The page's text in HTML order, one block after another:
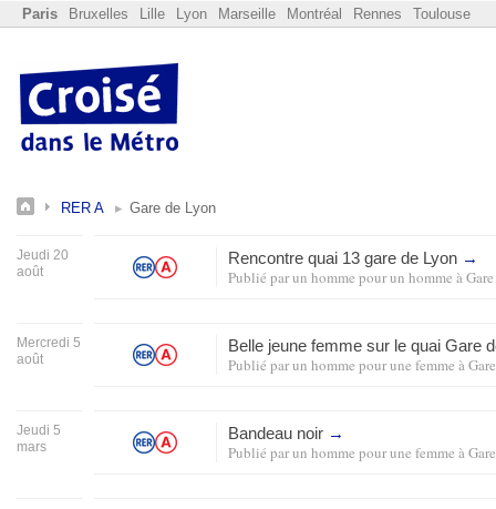
Paris Bruxelles Lille Lyon Marseille Montréal Rennes Toulouse
RER A Gare de Lyon
Jeudi 20
août
Rencontre quai 13 gare de Lyon →
Publié parun homme pour un homme à
Mercredi 5
août
Belle jeune femme sur le quai Gare
Publié parun homme pour une femme à
Jeudi 5
mars
Bandeau noir →
Publié parun homme pour une femme à